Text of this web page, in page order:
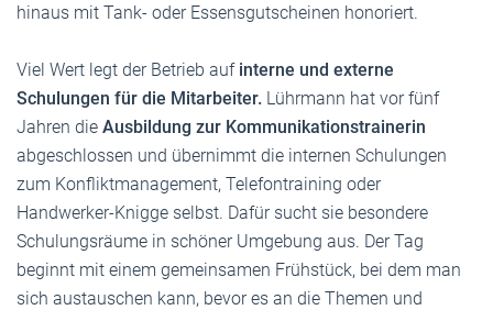
hinaus mit Tank- oder Essensgutscheinen honoriert.
Viel Wert legt der Betrieb auf interne und externe
Schulungen für die Mitarbeiter. Lührmann hat vor fünf
Jahren die Ausbildung zur Kommunikationstrainerin
abgeschlossen und übernimmt die internen Schulungen
zum Konfliktmanagement, Telefontraining oder
Handwerker-Knigge selbst. Dafür sucht sie besondere
Schulungsräume in schöner Umgebung aus. Der Tag
beginnt mit einem gemeinsamen Frühstück, bei dem man
sich austauschen kann, bevor es an die Themen und